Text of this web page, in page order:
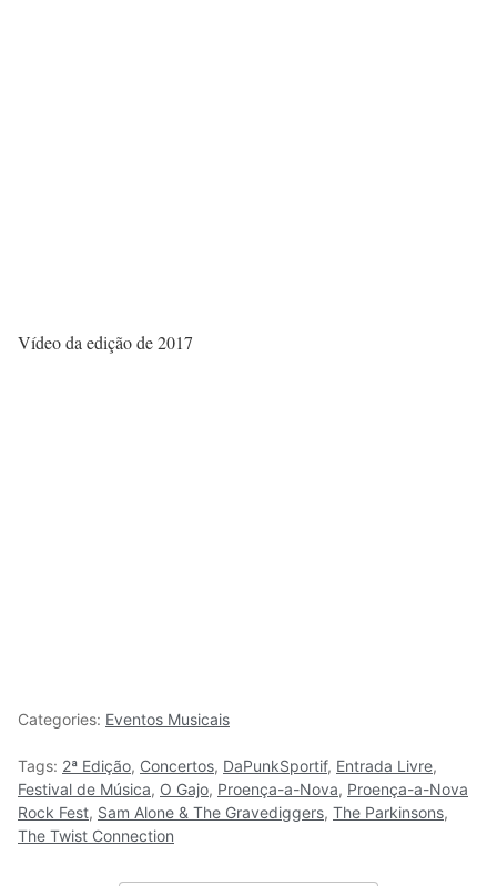
Vídeo da edição de 2017
Categories: Eventos Musicais
Tags: 2ª Edição, Concertos, DaPunkSportif, Entrada Livre,
Festival de Música, O Gajo, Proença-a-Nova, Proença-a-Nova
Rock Fest, Sam Alone & The Gravediggers, The Parkinsons,
The Twist Connection